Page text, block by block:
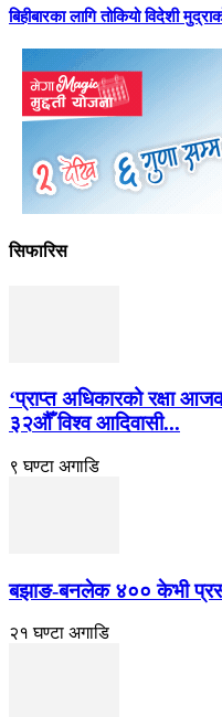
बिहीबारका लागि तोकियो विदेशी
सिफारिस
‘प्राप्त अधिकारको रक्षा
३२औँ विश्व आदिवासी...
९ घण्टा अगाडि
बझाङ-बनलेक ४०० केभी
२१ घण्टा अगाडि